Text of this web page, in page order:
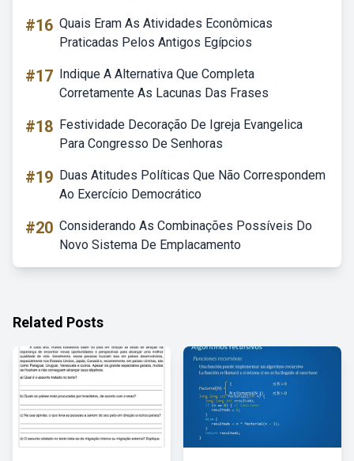
#16 Quais Eram As Atividades Econômicas
Praticadas Pelos Antigos Egípcios
#17 Indique A Alternativa Que Completa
Corretamente As Lacunas Das Frases
#18 Festividade Decoração De Igreja Evangelica
Para Congresso De Senhoras
#19 Duas Atitudes Políticas Que Não Correspondem
Ao Exercício Democrático
#20 Considerando As Combinações Possíveis Do
Novo Sistema De Emplacamento
Related Posts